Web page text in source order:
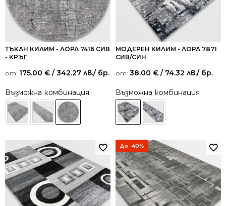
ТЪКАН КИЛИМ - ЛОРА 7416 СИВ
- КРЪГ
от: 175.00 € / 342.27 лв./ бр.
Възможна комбинация
МОДЕРЕН КИЛИМ - ЛОРА 7871
СИВ/СИН
от: 38.00 € / 74.32 лв./ бр.
Възможна комбинация
До -40%